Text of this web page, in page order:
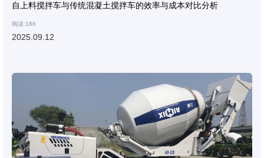
自上料搅拌车与传统混凝土搅拌车的效率与成本对比分析
阅读:186
2025.09.12